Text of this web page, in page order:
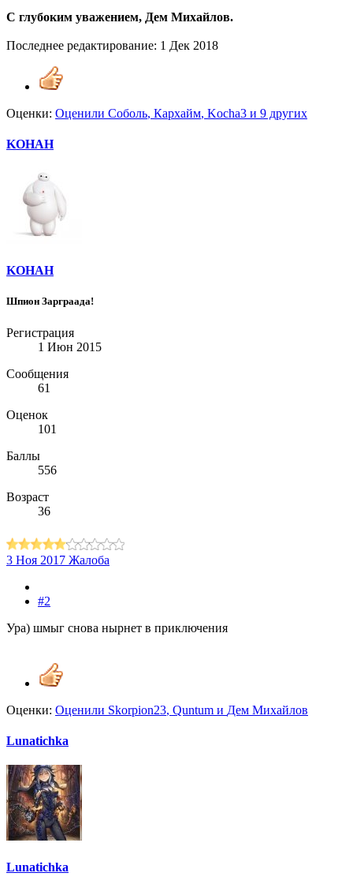
С глубоким уважением, Дем Михайлов.
Последнее редактирование: 1 Дек 2018
Оценки: Оценили Соболь, Кархайм, Kocha3 и 9 других
KOHAH
KOHAH
Шпион Зарграада!
Регистрация
1 Июн 2015
Сообщения
61
Оценок
101
Баллы
556
Возраст
36
3 Ноя 2017 Жалоба
#2
Ура) шмыг снова нырнет в приключения
Оценки: Оценили Skorpion23, Quntum и Дем Михайлов
Lunatichka
Lunatichka